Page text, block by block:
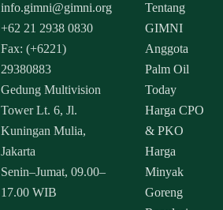
info.gimni@gimni.org
+62 21 2938 0830
Fax: (+6221)
29380883
Gedung Multivision
Tower Lt. 6, Jl.
Kuningan Mulia,
Jakarta
Senin–Jumat, 09.00–
17.00 WIB
Tentang
GIMNI
Anggota
Palm Oil
Today
Harga CPO
& PKO
Harga
Minyak
Goreng